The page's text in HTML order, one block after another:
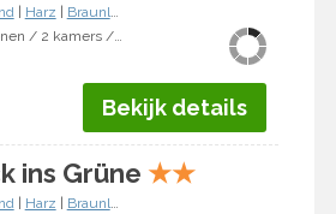
| Harz
Braunlage
2 personen / 2 kamers / 1 slaapkamer
Bekijk details
ins Grüne ★★
| Harz
Braunlage